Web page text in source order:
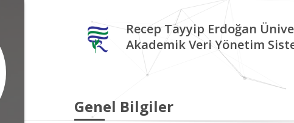
Recep Tayyip Erdoğan
Akademik Veri Yönetim
Genel Bilgiler